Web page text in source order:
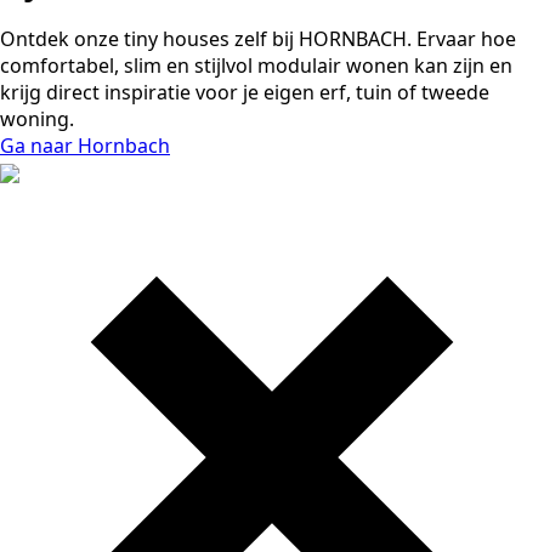
Ontdek onze tiny houses zelf bij HORNBACH. Ervaar hoe
comfortabel, slim en stijlvol modulair wonen kan zijn en
krijg direct inspiratie voor je eigen erf, tuin of tweede
woning.
Ga naar Hornbach